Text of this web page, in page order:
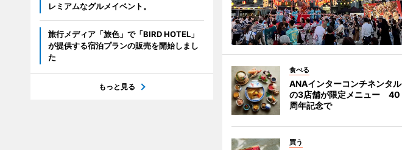
食べる
ANAインターコンチネンタル
の3店舗が限定メニュー 40
周年記念で
買う
レミアムなグルメイベント。
旅行メディア「旅色」で「BIRD HOTEL」
が提供する宿泊プランの販売を開始しまし
た
もっと見る